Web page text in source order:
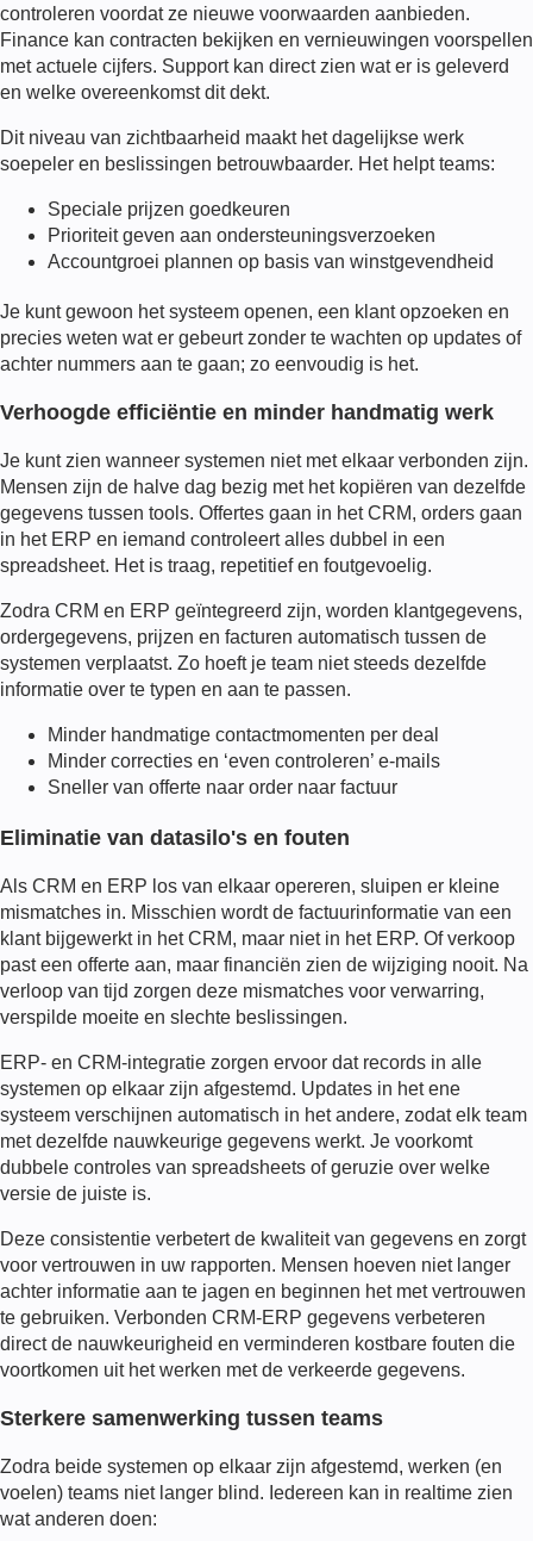
controleren voordat ze nieuwe voorwaarden aanbieden.
Finance kan contracten bekijken en vernieuwingen voorspellen
met actuele cijfers. Support kan direct zien wat er is geleverd
en welke overeenkomst dit dekt.
Dit niveau van zichtbaarheid maakt het dagelijkse werk
soepeler en beslissingen betrouwbaarder. Het helpt teams:
Speciale prijzen goedkeuren
Prioriteit geven aan ondersteuningsverzoeken
Accountgroei plannen op basis van winstgevendheid
Je kunt gewoon het systeem openen, een klant opzoeken en
precies weten wat er gebeurt zonder te wachten op updates of
achter nummers aan te gaan; zo eenvoudig is het.
Verhoogde efficiëntie en minder handmatig werk
Je kunt zien wanneer systemen niet met elkaar verbonden zijn.
Mensen zijn de halve dag bezig met het kopiëren van dezelfde
gegevens tussen tools. Offertes gaan in het CRM, orders gaan
in het ERP en iemand controleert alles dubbel in een
spreadsheet. Het is traag, repetitief en foutgevoelig.
Zodra CRM en ERP geïntegreerd zijn, worden klantgegevens,
ordergegevens, prijzen en facturen automatisch tussen de
systemen verplaatst. Zo hoeft je team niet steeds dezelfde
informatie over te typen en aan te passen.
Minder handmatige contactmomenten per deal
Minder correcties en ‘even controleren’ e-mails
Sneller van offerte naar order naar factuur
Eliminatie van datasilo's en fouten
Als CRM en ERP los van elkaar opereren, sluipen er kleine
mismatches in. Misschien wordt de factuurinformatie van een
klant bijgewerkt in het CRM, maar niet in het ERP. Of verkoop
past een offerte aan, maar financiën zien de wijziging nooit. Na
verloop van tijd zorgen deze mismatches voor verwarring,
verspilde moeite en slechte beslissingen.
ERP- en CRM-integratie zorgen ervoor dat records in alle
systemen op elkaar zijn afgestemd. Updates in het ene
systeem verschijnen automatisch in het andere, zodat elk team
met dezelfde nauwkeurige gegevens werkt. Je voorkomt
dubbele controles van spreadsheets of geruzie over welke
versie de juiste is.
Deze consistentie verbetert de kwaliteit van gegevens en zorgt
voor vertrouwen in uw rapporten. Mensen hoeven niet langer
achter informatie aan te jagen en beginnen het met vertrouwen
te gebruiken. Verbonden CRM-ERP gegevens verbeteren
direct de nauwkeurigheid en verminderen kostbare fouten die
voortkomen uit het werken met de verkeerde gegevens.
Sterkere samenwerking tussen teams
Zodra beide systemen op elkaar zijn afgestemd, werken (en
voelen) teams niet langer blind. Iedereen kan in realtime zien
wat anderen doen: